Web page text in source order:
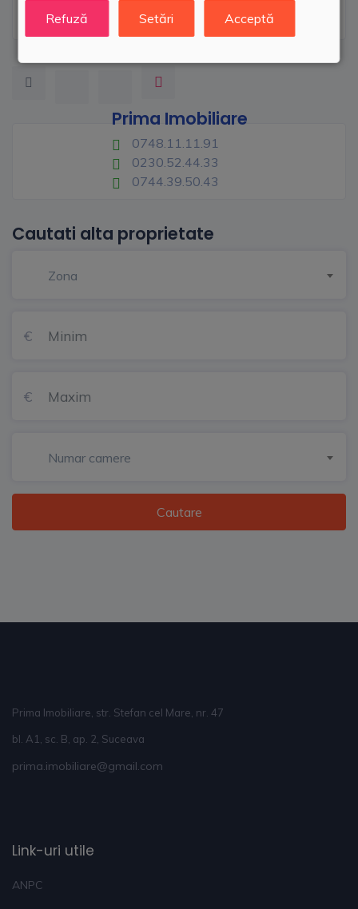
Refuză Setări Acceptă
Prima Imobiliare
0748.11.11.91
0230.52.44.33
0744.39.50.43
Cautati alta proprietate
Zona
Numar camere
Cautare
Prima Imobiliare, str. Stefan cel Mare, nr. 47
bl. A1, sc. B, ap. 2, Suceava
prima.imobiliare@gmail.com
Link-uri utile
ANPC